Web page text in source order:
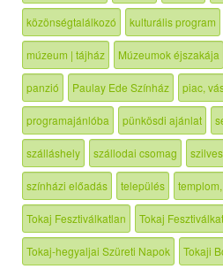
közönségtalálkozó kulturális program
múzeum | tájház Múzeumok éjszakája
panzió Paulay Ede Színház piac,
programajánlóba pünkösdi ajánlat
szálláshely szállodai csomag
színházi előadás település
Tokaj Fesztiválkatlan Tokaj
Tokaj-hegyaljai Szüreti Napok Tokaji